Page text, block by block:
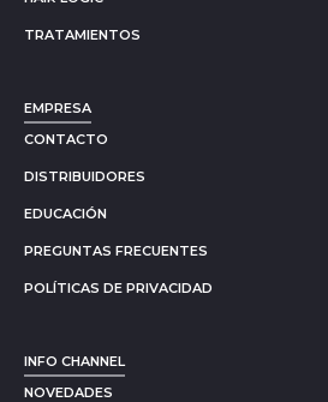
TRATAMIENTOS
EMPRESA
CONTACTO
DISTRIBUIDORES
EDUCACIÓN
PREGUNTAS FRECUENTES
POLÍTICAS DE PRIVACIDAD
INFO CHANNEL
NOVEDADES